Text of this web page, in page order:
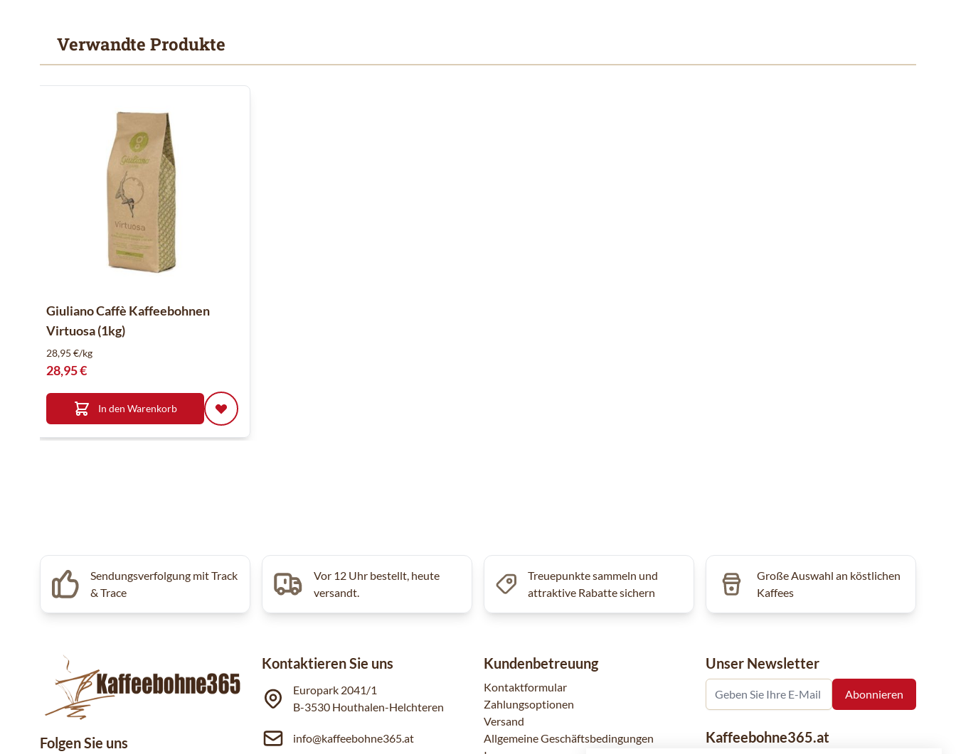
Verwandte Produkte
Mit der Tabulatortaste können Sie durch die Elemente des Karussells navigieren. Mit den Skip-Links können Sie das Karussell überspringen oder direkt zur Karussellnavigation wechseln.
Clicken, um das Karussell zu überspringen
Giuliano Caffè Kaffeebohnen
Virtuosa (1kg)
28,95 €/kg
28,95 €
In den Warenkorb
Sendungsverfolgung mit Track
& Trace
Vor 12 Uhr bestellt, heute
versandt.
Treuepunkte sammeln und
attraktive Rabatte sichern
Große Auswahl an köstlichen
Kaffees
Folgen Sie uns
Kontaktieren Sie uns
Europark 2041/1
B-3530 Houthalen-Helchteren
info@kaffeebohne365.at
Kundenbetreuung
Kontaktformular
Zahlungsoptionen
Versand
Allgemeine Geschäftsbedingungen
Unser Newsletter
Kaffeebohne365.at